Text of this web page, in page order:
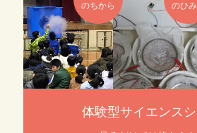
体験型サイエンスシ
のちから のひ